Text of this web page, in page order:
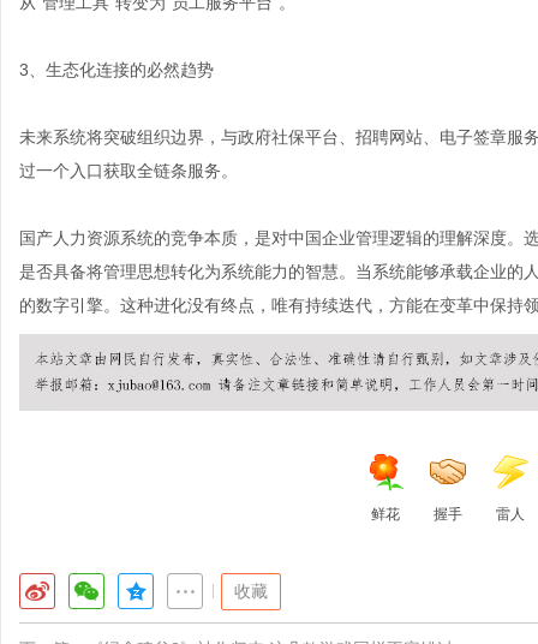
3、生态化连接的必然趋势
未来系统将突破组织边界，与政府社保平台、招聘网站、电子签章服
过一个入口获取全链条服务。
国产人力资源系统的竞争本质，是对中国企业管理逻辑的理解深度。
是否具备将管理思想转化为系统能力的智慧。当系统能够承载企业的
的数字引擎。这种进化没有终点，唯有持续迭代，方能在变革中保持
鲜花 握手 雷人
收藏